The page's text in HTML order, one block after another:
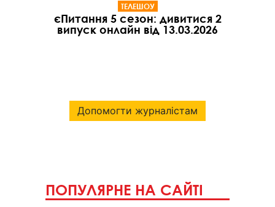
ТЕЛЕШОУ
єПитання 5 сезон: дивитися 2
випуск онлайн від 13.03.2026
Допомогти журналістам
ПОПУЛЯРНЕ НА САЙТІ